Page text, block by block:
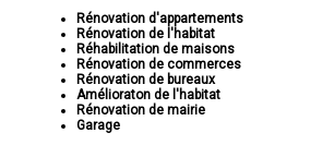
Rénovation d'appartements
Rénovation de l'habitat
Réhabilitation de maisons
Rénovation de commerces
Rénovation de bureaux
Amélioraton de l'habitat
Rénovation de mairie
Garage